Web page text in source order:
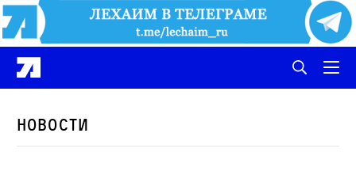
Новости